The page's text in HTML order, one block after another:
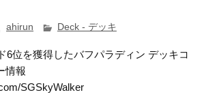
ahirun Deck - デッキ
6位を獲得したバフパラディン デッキコ
情報
SGSkyWalker